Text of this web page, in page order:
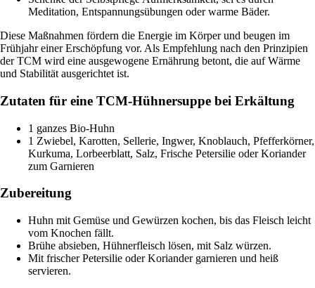
Meditation, Entspannungsübungen oder warme Bäder.
Diese Maßnahmen fördern die Energie im Körper und beugen im
Frühjahr einer Erschöpfung vor. Als Empfehlung nach den Prinzipien
der TCM wird eine ausgewogene Ernährung betont, die auf Wärme
und Stabilität ausgerichtet ist.
Zutaten für eine TCM-Hühnersuppe bei Erkältung
1 ganzes Bio-Huhn
1 Zwiebel, Karotten, Sellerie, Ingwer, Knoblauch, Pfefferkörner,
Kurkuma, Lorbeerblatt, Salz, Frische Petersilie oder Koriander
zum Garnieren
Zubereitung
Huhn mit Gemüse und Gewürzen kochen, bis das Fleisch leicht
vom Knochen fällt.
Brühe absieben, Hühnerfleisch lösen, mit Salz würzen.
Mit frischer Petersilie oder Koriander garnieren und heiß
servieren.